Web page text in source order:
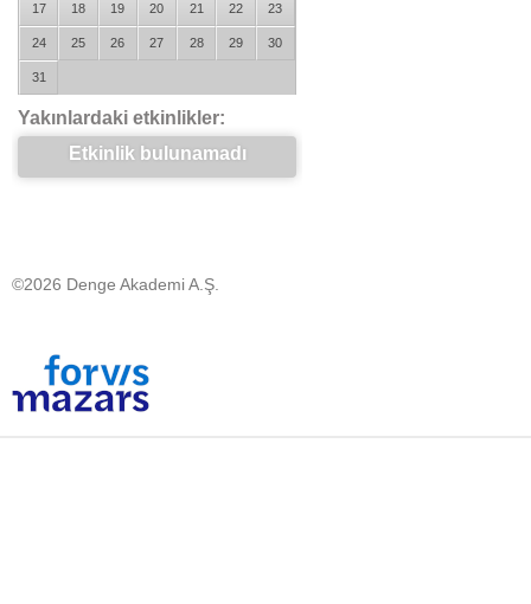
17 18 19 20 21 22 23
24 25 26 27 28 29 30
31
Yakınlardaki etkinlikler:
Etkinlik bulunamadı
©2026 Denge Akademi A.Ş.